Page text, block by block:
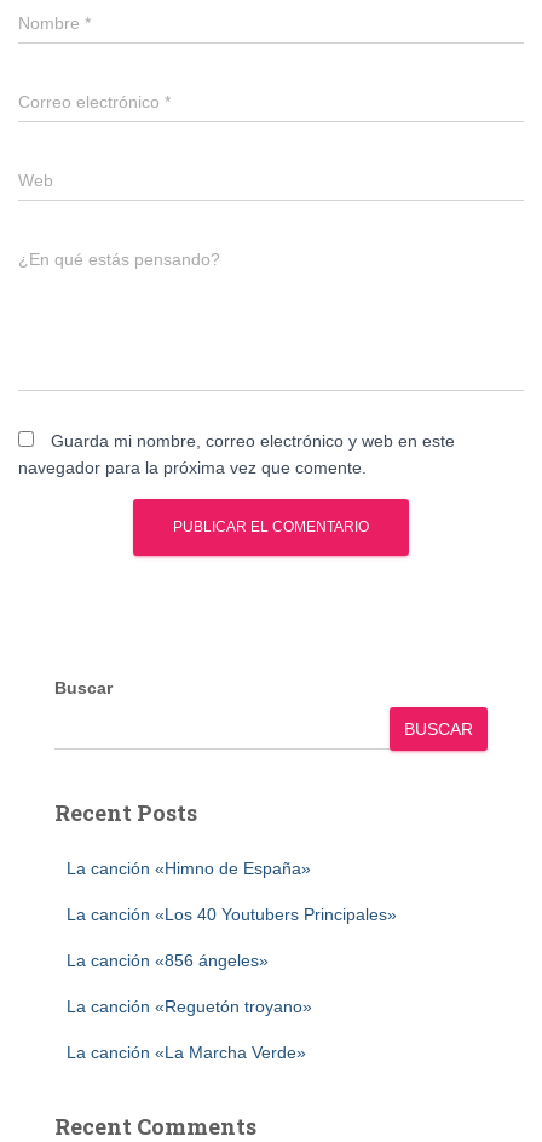
Nombre *
Correo electrónico *
Web
¿En qué estás pensando?
Guarda mi nombre, correo electrónico y web en este
navegador para la próxima vez que comente.
Buscar
BUSCAR
Recent Posts
La canción «Himno de España»
La canción «Los 40 Youtubers Principales»
La canción «856 ángeles»
La canción «Reguetón troyano»
La canción «La Marcha Verde»
Recent Comments